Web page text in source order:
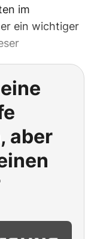
im
ein wichtiger
aber